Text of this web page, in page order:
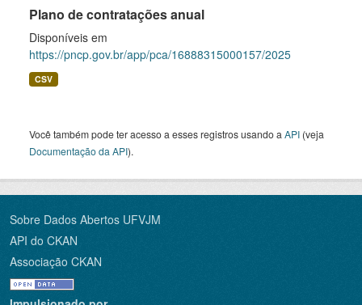
Plano de contratações anual
Disponíveis em
https://pncp.gov.br/app/pca/16888315000157/2025
CSV
Você também pode ter acesso a esses registros usando a API (veja
Documentação da API).
Sobre Dados Abertos UFVJM
API do CKAN
Associação CKAN